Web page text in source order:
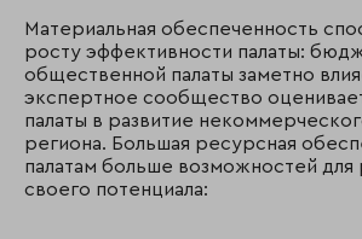
Материальная обеспеченность
росту эффективности палаты:
общественной палаты заметно
экспертное сообщество
палаты в развитие
региона. Большая ресурсная
палатам больше возможностей для
своего потенциала: